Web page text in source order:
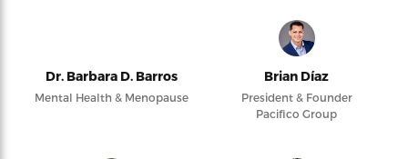
Dr. Barbara D. Barros
Mental Health & Menopause
Brian Díaz
President & Founder
Pacifico Group